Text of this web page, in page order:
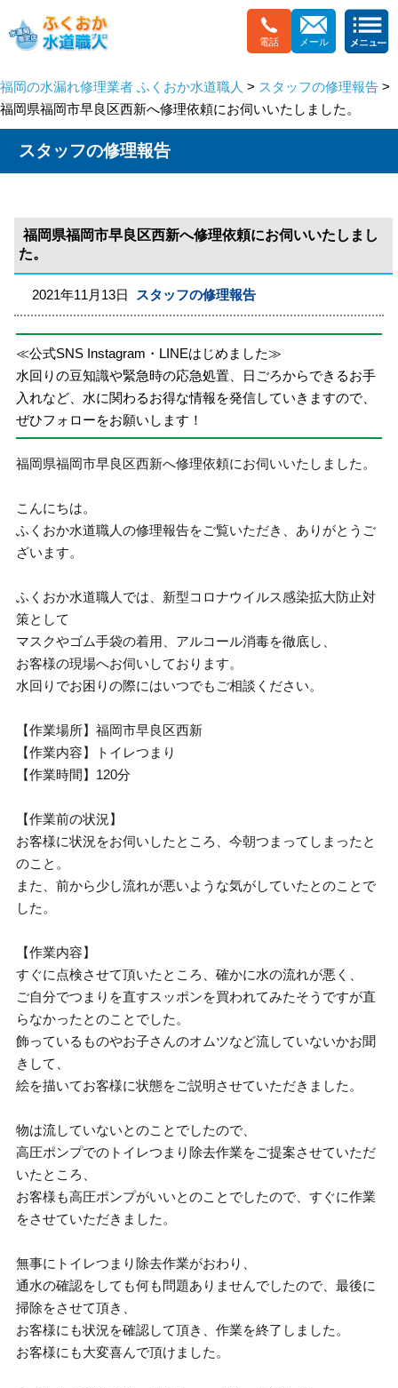
電話 メール
福岡の水漏れ修理業者 ふくおか水道職人 > スタッフの修理報告 >
福岡県福岡市早良区西新へ修理依頼にお伺いいたしました。
スタッフの修理報告
福岡県福岡市早良区西新へ修理依頼にお伺いいたしまし
た。
2021年11月13日 スタッフの修理報告
≪公式SNS Instagram・LINEはじめました≫
水回りの豆知識や緊急時の応急処置、日ごろからできるお手
入れなど、水に関わるお得な情報を発信していきますので、
ぜひフォローをお願いします！
福岡県福岡市早良区西新へ修理依頼にお伺いいたしました。
こんにちは。
ふくおか水道職人の修理報告をご覧いただき、ありがとうご
ざいます。
ふくおか水道職人では、新型コロナウイルス感染拡大防止対
策として
マスクやゴム手袋の着用、アルコール消毒を徹底し、
お客様の現場へお伺いしております。
水回りでお困りの際にはいつでもご相談ください。
【作業場所】福岡市早良区西新
【作業内容】トイレつまり
【作業時間】120分
【作業前の状況】
お客様に状況をお伺いしたところ、今朝つまってしまったと
のこと。
また、前から少し流れが悪いような気がしていたとのことで
した。
【作業内容】
すぐに点検させて頂いたところ、確かに水の流れが悪く、
ご自分でつまりを直すスッポンを買われてみたそうですが直
らなかったとのことでした。
飾っているものやお子さんのオムツなど流していないかお聞
きして、
絵を描いてお客様に状態をご説明させていただきました。
物は流していないとのことでしたので、
高圧ポンプでのトイレつまり除去作業をご提案させていただ
いたところ、
お客様も高圧ポンプがいいとのことでしたので、すぐに作業
をさせていただきました。
無事にトイレつまり除去作業がおわり、
通水の確認をしても何も問題ありませんでしたので、最後に
掃除をさせて頂き、
お客様にも状況を確認して頂き、作業を終了しました。
お客様にも大変喜んで頂けました。